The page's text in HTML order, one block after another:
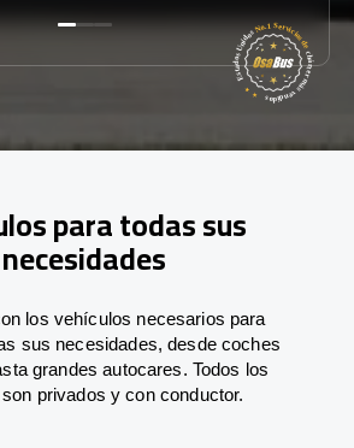
para todas sus
necesidades
los vehículos necesarios para
sus necesidades, desde coches
grandes autocares. Todos los
privados y con conductor.